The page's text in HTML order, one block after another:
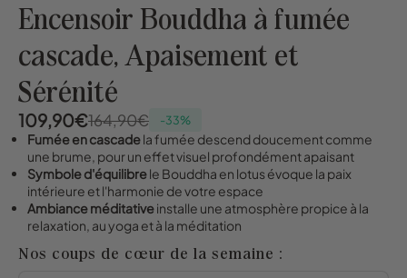
Encensoir Bouddha à fumée
cascade, Apaisement et
Sérénité
109,90€164,90€ -33%
Fumée en cascadela fumée descend doucement comme
une brume, pour un effet visuel profondément apaisant
Symbole d'équilibrele Bouddha en lotus évoque la paix
intérieure et l'harmonie de votre espace
Ambiance méditativeinstalle une atmosphère propice à la
relaxation, au yoga et à la méditation
Nos coups de cœur de la semaine :